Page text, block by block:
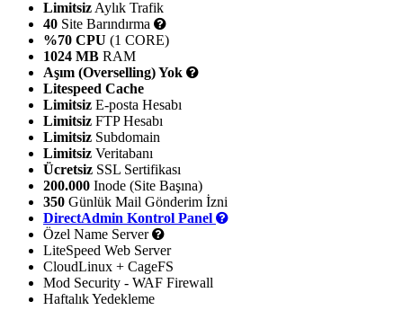
Limitsiz Aylık Trafik
40 Site Barındırma
%70 CPU (1 CORE)
1024 MB RAM
Aşım (Overselling) Yok
Litespeed Cache
Limitsiz E-posta Hesabı
Limitsiz FTP Hesabı
Limitsiz Subdomain
Limitsiz Veritabanı
Ücretsiz SSL Sertifikası
200.000 Inode (Site Başına)
350 Günlük Mail Gönderim İzni
DirectAdmin Kontrol Panel
Özel Name Server
LiteSpeed Web Server
CloudLinux + CageFS
Mod Security - WAF Firewall
Haftalık Yedekleme